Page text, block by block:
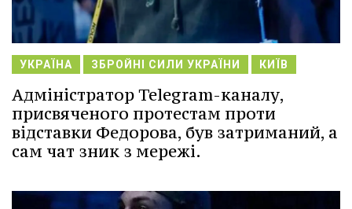
УКРАЇНА ЗБРОЙНІ СИЛИ УКРАЇНИ КИЇВ
Адміністратор Telegram-каналу,
присвяченого протестам проти
відставки Федорова, був затриманий, а
сам чат зник з мережі.